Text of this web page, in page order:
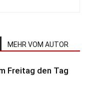
MEHR VOM AUTOR
Freitag den Tag